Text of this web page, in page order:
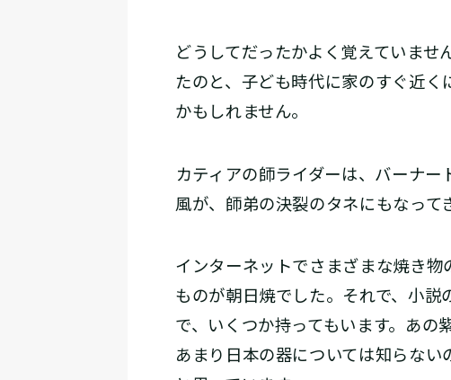
どうしてだったかよく覚えていま
たのと、子ども時代に家のすぐ近
かもしれません。
――カティアの師ライダーは、バーナ
風が、師弟の決裂のタネにもなって
インターネットでさまざまな焼き
ものが朝日焼でした。それで、小
で、いくつか持ってもいます。あの
あまり日本の器については知らな